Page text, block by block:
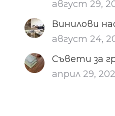
август 29,
Винилови
август 24,
Съвети за
април 29,